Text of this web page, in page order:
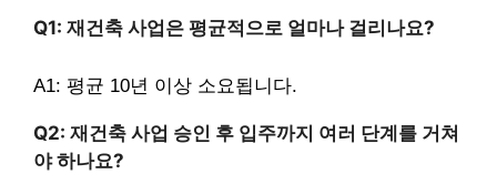
Q1: 재건축 사업은 평균적으로 얼마나 걸리나요?
A1: 평균 10년 이상 소요됩니다.
Q2: 재건축 사업 승인 후 입주까지 여러 단계를 거쳐
야 하나요?